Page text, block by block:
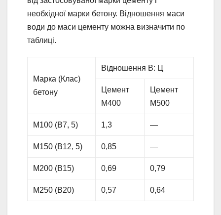
необхідної марки бетону. Відношення маси
води до маси цементу можна визначити по
таблиці.
Марка (Клас)
бетону
Відношення В: Ц
Цемент
М400
Цемент
М500
М100 (В7, 5) 1,3 —
М150 (В12, 5) 0,85 —
М200 (В15) 0,69 0,79
М250 (В20) 0,57 0,64